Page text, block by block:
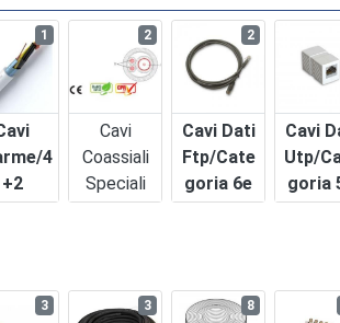
4
+2
1
Cavi
Coassiali
Speciali
2
Cavi Dati
Ftp/cate
Goria 6e
2
Cavi
Utp/
Goria
3 3 8